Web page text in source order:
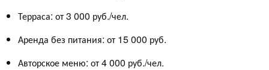
Терраса: от 3 000 руб./чел.
Аренда без питания: от 15 000 руб.
Авторское меню: от 4 000 руб./чел.